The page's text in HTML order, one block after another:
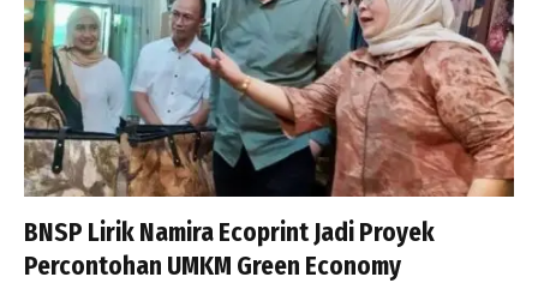
BNSP Lirik Namira Ecoprint Jadi Proyek
Percontohan UMKM Green Economy